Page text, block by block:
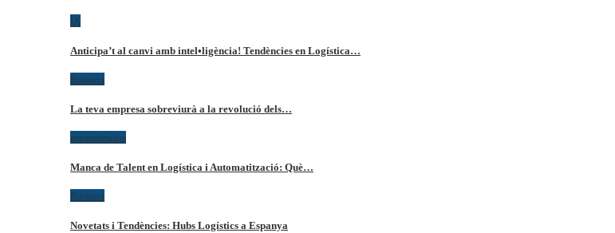
IA
Anticipa’t al canvi amb intel•ligència! Tendències en Logística…
Business
La teva empresa sobreviurà a la revolució dels…
automatizacion
Manca de Talent en Logística i Automatització: Què…
Business
Novetats i Tendències: Hubs Logístics a Espanya